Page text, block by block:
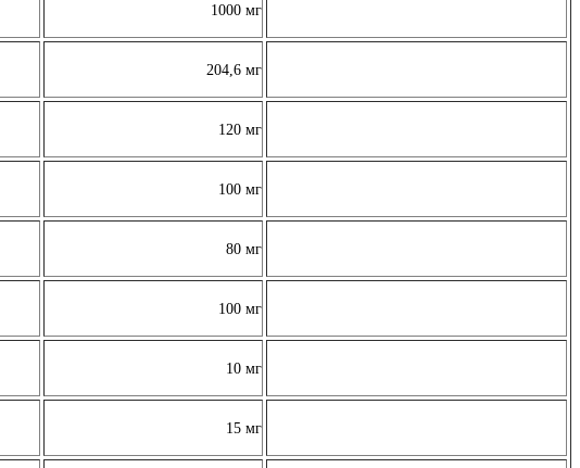
1000 мг
204,6 мг
120 мг
100 мг
80 мг
100 мг
10 мг
15 мг